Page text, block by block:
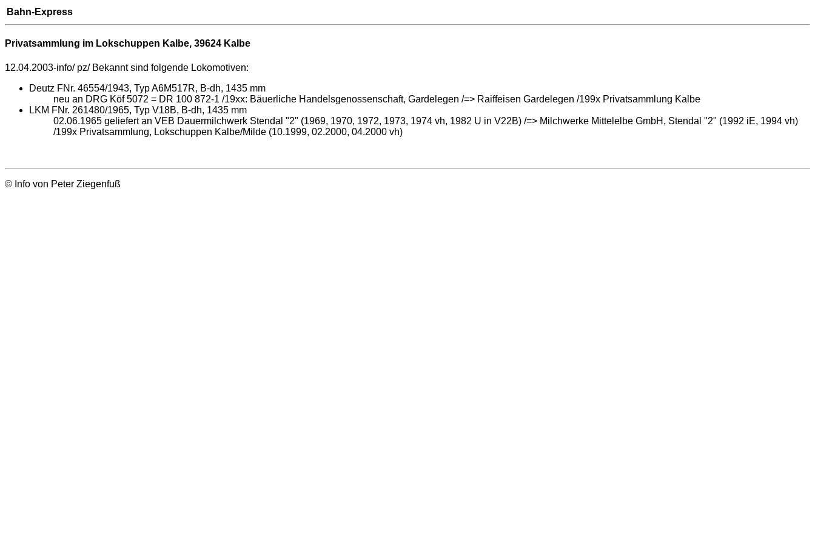
Bahn-Express
Privatsammlung im Lokschuppen Kalbe, 39624 Kalbe
12.04.2003-info/ pz/ Bekannt sind folgende Lokomotiven:
Deutz FNr. 46554/1943, Typ A6M517R, B-dh, 1435 mm
neu an DRG Köf 5072 = DR 100 872-1 /19xx: Bäuerliche Handelsgenossenschaft, Gardelegen /=> Raiffeisen Gardelegen /199x Privatsammlung Kalbe
LKM FNr. 261480/1965, Typ V18B, B-dh, 1435 mm
02.06.1965 geliefert an VEB Dauermilchwerk Stendal "2" (1969, 1970, 1972, 1973, 1974 vh, 1982 U in V22B) /=> Milchwerke Mittelelbe GmbH, Stendal "2" (1992 iE, 1994 vh)
/199x Privatsammlung, Lokschuppen Kalbe/Milde (10.1999, 02.2000, 04.2000 vh)
© Info von Peter Ziegenfuß